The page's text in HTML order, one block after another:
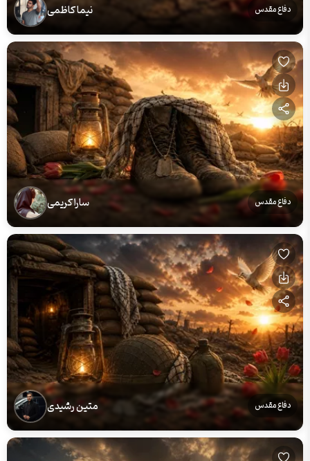
دفاع مقدس نیما کاظمی
دفاع مقدس سارا کریمی
دفاع مقدس متین رشیدی